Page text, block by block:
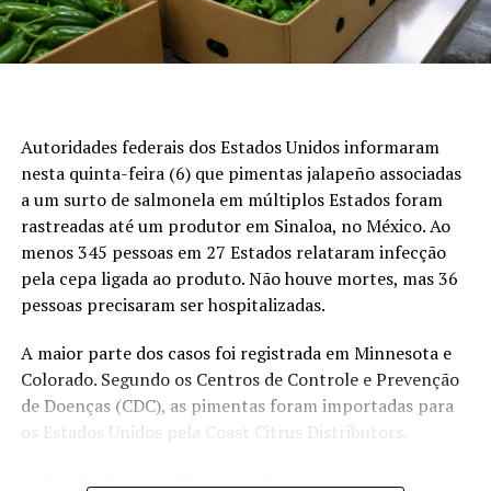
Canal Rural no Google News!
Preços da arroba do boi gordo
prazo
Goiás:R$ 333,93 por arroba
Minas Gerais:R$ 335,29 por arroba
Mato Grosso do Sul:R$ 341,82 por arroba
Mato Grosso:R$ 332,42 por arroba
Atacado
No atacado, o quarto dianteiro foi precificado em R$
21,50 por quilo, com alta de R$ 0,50. A ponta de agulha
permaneceu cotada em R$ 20,00 por quilo, enquanto o
Autoridades federais dos Estados Unidos informaram
nesta quinta-feira (6) que pimentas jalapeño associadas
a um surto de salmonela em múltiplos Estados foram
rastreadas até um produtor em Sinaloa, no México. Ao
menos 345 pessoas em 27 Estados relataram infecção
pela cepa ligada ao produto. Não houve mortes, mas 36
pessoas precisaram ser hospitalizadas.
A maior parte dos casos foi registrada em Minnesota e
Colorado. Segundo os Centros de Controle e Prevenção
de Doenças (CDC), as pimentas foram importadas para
os Estados Unidos pela Coast Citrus Distributors.